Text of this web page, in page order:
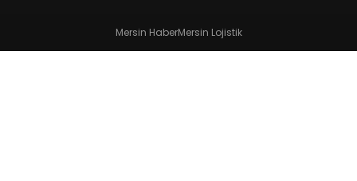
Mersin HaberMersin Lojistik